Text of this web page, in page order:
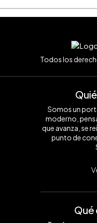
Todos los
Somos un
moderno,
que avanza, se
punto de